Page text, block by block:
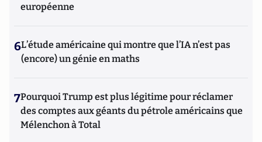
européenne
6L’étude américaine qui montre que l’IA n’est pas
(encore) un génie en maths
7Pourquoi Trump est plus légitime pour réclamer
des comptes aux géants du pétrole américains que
Mélenchon à Total